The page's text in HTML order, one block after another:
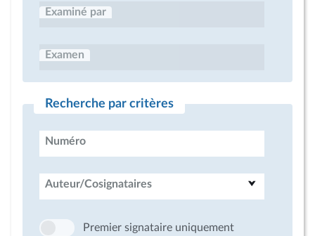
Examiné par
Examen
Recherche par critères
Numéro
Auteur/Cosignataires
Premier signataire uniquement